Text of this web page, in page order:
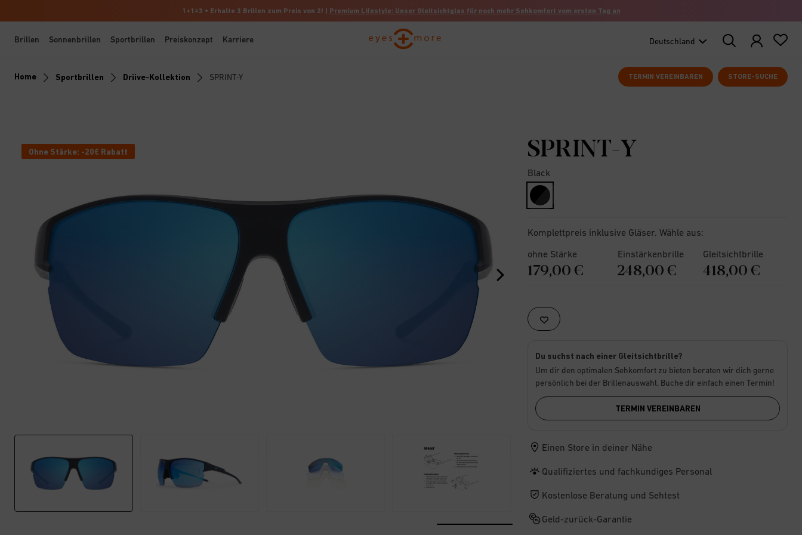
1+1=3 • Erhalte 3 Brillen zum Preis von 2! | Premium Lifestyle: Unser Gleitsichtglas für noch mehr Sehkomfort vom ersten Tag an
Brillen Sonnenbrillen Sportbrillen Preiskonzept Karriere
Search
Products
TERMIN VEREINBAREN STORE-SUCHE
Home Sportbrillen Driive-Kollektion SPRINT-Y
Ohne Stärke: -20€ Rabatt SPRINT-Y
Black
selected
Komplettpreis inklusive Gläser. Wähle aus:
ohne Stärke
179,00 €
Einstärkenbrille
248,00 €
Gleitsichtbrille
418,00 €
Du suchst nach einer Gleitsichtbrille?
Um dir den optimalen Sehkomfort zu bieten beraten wir dich gerne
persönlich bei der Brillenauswahl. Buche dir einfach einen Termin!
TERMIN VEREINBAREN
Einen Store in deiner Nähe
Qualifiziertes und fachkundiges Personal
Kostenlose Beratung und Sehtest
Geld-zurück-Garantie